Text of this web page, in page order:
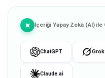
İçeriği Yapay Zekâ (AI) ile
ChatGPT Grok
Claude.ai